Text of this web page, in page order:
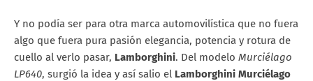
Y no podía ser para otra marca automovilística que no fuera
algo que fuera pura pasión elegancia, potencia y rotura de
cuello al verlo pasar, Lamborghini. Del modelo Murciélago
LP640, surgió la idea y así salio el Lamborghini Murciélago